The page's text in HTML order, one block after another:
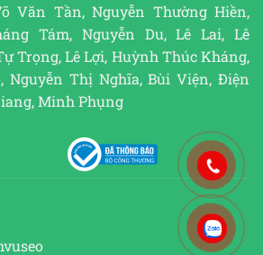
Văn Tần, Nguyễn Thường Hiền,
Tám, Nguyễn Du, Lê Lai, Lê
Trọng, Lê Lợi, Huỳnh Thúc Kháng,
Nguyễn Thị Nghĩa, Bùi Viện, Điện
Minh Phụng